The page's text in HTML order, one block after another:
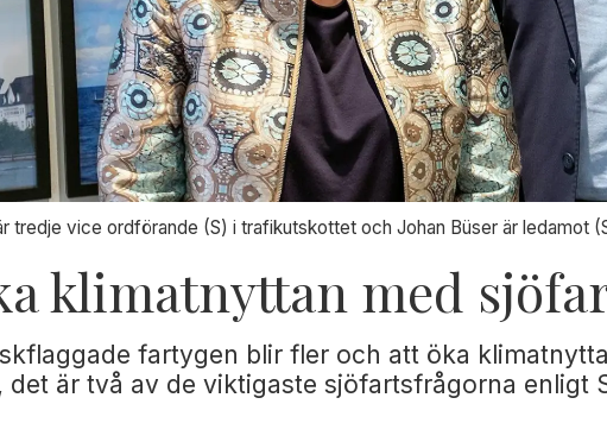
tredje vice ordförande (S) i trafikutskottet och Johan Büser är ledamot
klimatnyttan med
fartygen blir fler och att öka
det är två av de viktigaste sjöfartsfrågorna enligt